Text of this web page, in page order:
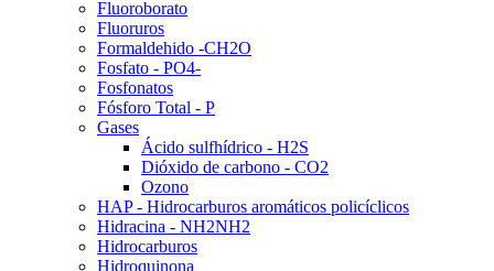
Fluoroborato
Fluoruros
Formaldehido -CH2O
Fosfato - PO4-
Fosfonatos
Fósforo Total - P
Gases
Ácido sulfhídrico - H2S
Dióxido de carbono - CO2
Ozono
HAP - Hidrocarburos aromáticos policíclicos
Hidracina - NH2NH2
Hidrocarburos
Hidroquinona